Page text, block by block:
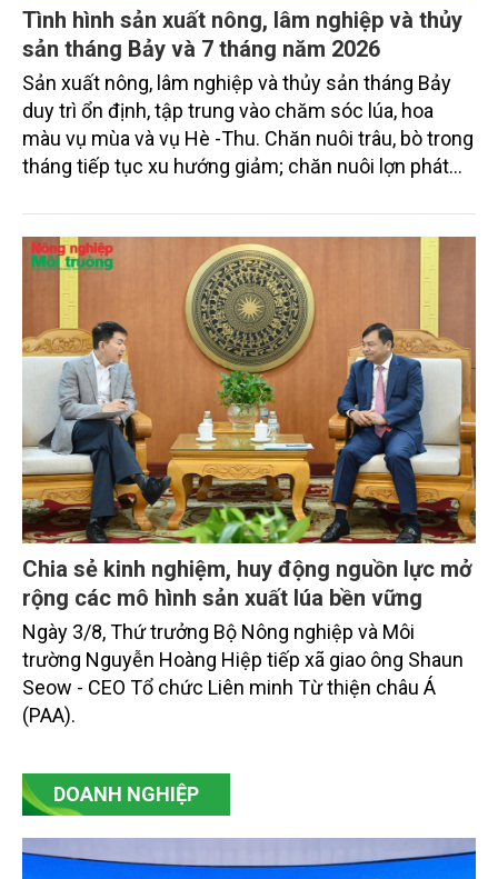
Tình hình sản xuất nông, lâm nghiệp và thủy
sản tháng Bảy và 7 tháng năm 2026
Sản xuất nông, lâm nghiệp và thủy sản tháng Bảy
duy trì ổn định, tập trung vào chăm sóc lúa, hoa
màu vụ mùa và vụ Hè -Thu. Chăn nuôi trâu, bò trong
tháng tiếp tục xu hướng giảm; chăn nuôi lợn phát
trưởng khá. Diện tích rừng trồng mới và sản lượng
thủy sản đều tăng nhẹ.
Chia sẻ kinh nghiệm, huy động nguồn lực mở
rộng các mô hình sản xuất lúa bền vững
Ngày 3/8, Thứ trưởng Bộ Nông nghiệp và Môi
trường Nguyễn Hoàng Hiệp tiếp xã giao ông Shaun
Seow - CEO Tổ chức Liên minh Từ thiện châu Á
(PAA).
DOANH NGHIỆP